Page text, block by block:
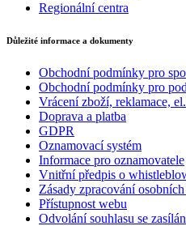
Regionální centra
Důležité informace a dokumenty
Obchodní podmínky pro
Obchodní podmínky pro
Vrácení zboží, reklamace,
Doprava a platba
GDPR
Oznamovací systém
Informace pro oznamovatele
Vnitřní předpis o
Zásady zpracování
Přístupnost webu
Odvolání souhlasu se